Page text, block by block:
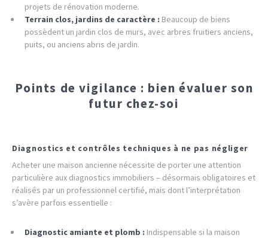
projets de rénovation moderne.
Terrain clos, jardins de caractère : Beaucoup de biens
possèdent un jardin clos de murs, avec arbres fruitiers anciens,
puits, ou anciens abris de jardin.
Points de vigilance : bien évaluer son
futur chez-soi
Diagnostics et contrôles techniques à ne pas négliger
Acheter une maison ancienne nécessite de porter une attention
particulière aux diagnostics immobiliers – désormais obligatoires et
réalisés par un professionnel certifié, mais dont l’interprétation
s’avère parfois essentielle :
Diagnostic amiante et plomb : Indispensable si la maison